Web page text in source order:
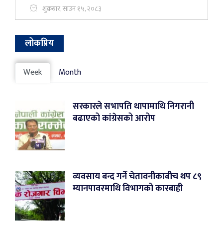
शुक्रबार, साउन १५, २०८३
लोकप्रिय
Week Month
सरकारले सभापति थापामाथि निगरानी
बढाएको कांग्रेसको आरोप
व्यवसाय बन्द गर्ने चेतावनीकाबीच थप ८९
म्यानपावरमाथि विभागको कारबाही